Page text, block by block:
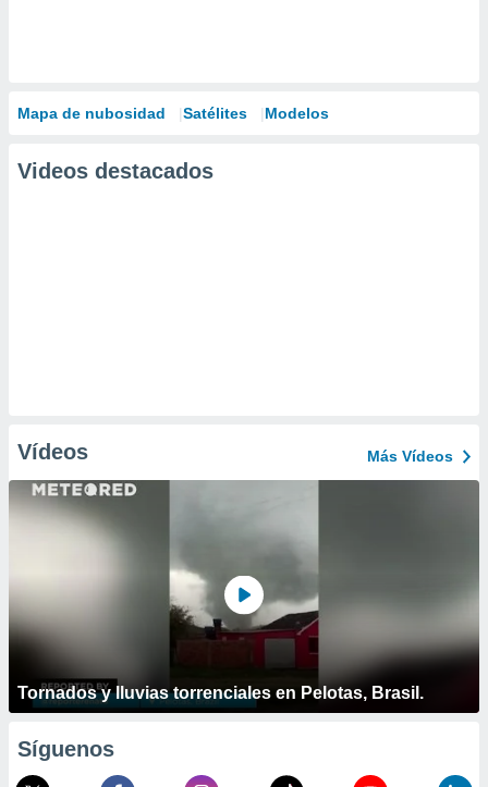
Mapa de nubosidad Satélites Modelos
Videos destacados
Vídeos Más Vídeos
Tornados y lluvias torrenciales en Pelotas, Brasil.
Síguenos